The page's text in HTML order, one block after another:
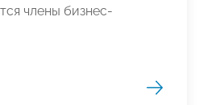
члены бизнес-